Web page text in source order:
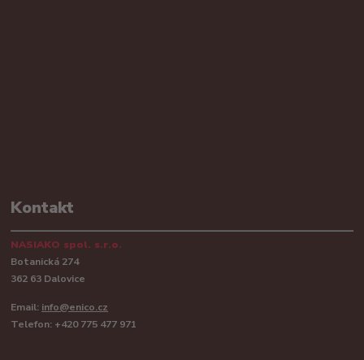
Kontakt
NASIAKO spol. s.r.o.
Botanická 274
362 63 Dalovice
Email: info@enico.cz
Telefon: +420 775 477 971